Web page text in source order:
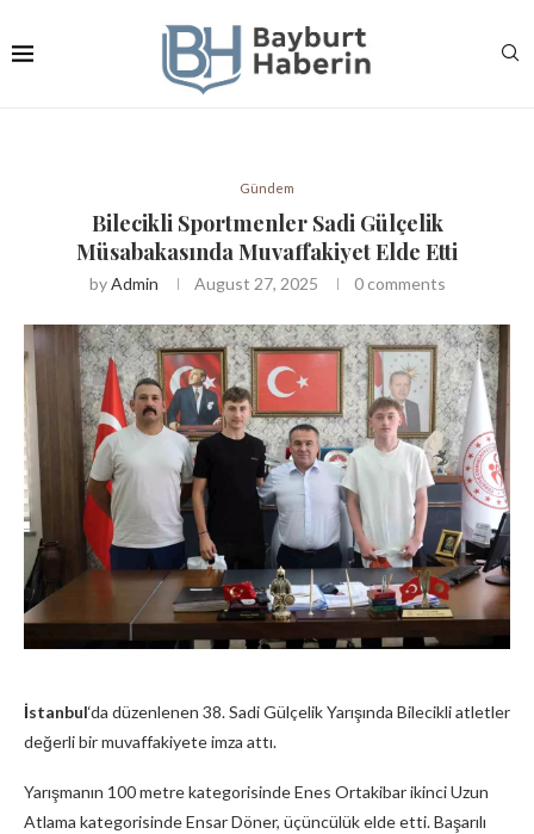
Gündem
Bilecikli Sportmenler Sadi Gülçelik
Müsabakasında Muvaffakiyet Elde Etti
byAdmin August 27, 2025 0 comments
İstanbul‘da düzenlenen 38. Sadi Gülçelik Yarışında Bilecikli atletler
değerli bir muvaffakiyete imza attı.
Yarışmanın 100 metre kategorisinde Enes Ortakibar ikinci Uzun
Atlama kategorisinde Ensar Döner, üçüncülük elde etti. Başarılı